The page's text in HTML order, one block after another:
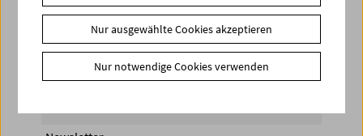
News
Nur ausgewählte Cookies akzeptieren
Nur notwendige Cookies verwenden